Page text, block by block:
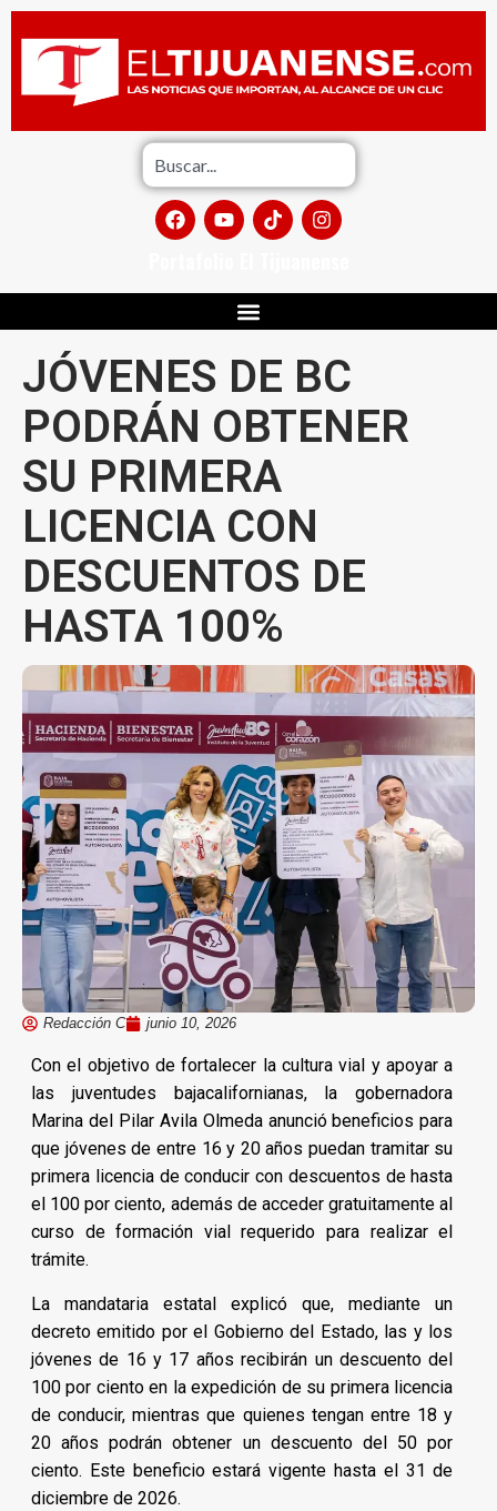
JÓVENES DE BC
PODRÁN OBTENER
SU PRIMERA
LICENCIA CON
DESCUENTOS DE
HASTA 100%
Redacción C junio 10, 2026
Con el objetivo de fortalecer la cultura vial y apoyar a
las juventudes bajacalifornianas, la gobernadora
Marina del Pilar Avila Olmeda anunció beneficios para
que jóvenes de entre 16 y 20 años puedan tramitar su
primera licencia de conducir con descuentos de hasta
el 100 por ciento, además de acceder gratuitamente al
curso de formación vial requerido para realizar el
trámite.
La mandataria estatal explicó que, mediante un
decreto emitido por el Gobierno del Estado, las y los
jóvenes de 16 y 17 años recibirán un descuento del
100 por ciento en la expedición de su primera licencia
de conducir, mientras que quienes tengan entre 18 y
20 años podrán obtener un descuento del 50 por
ciento. Este beneficio estará vigente hasta el 31 de
diciembre de 2026.